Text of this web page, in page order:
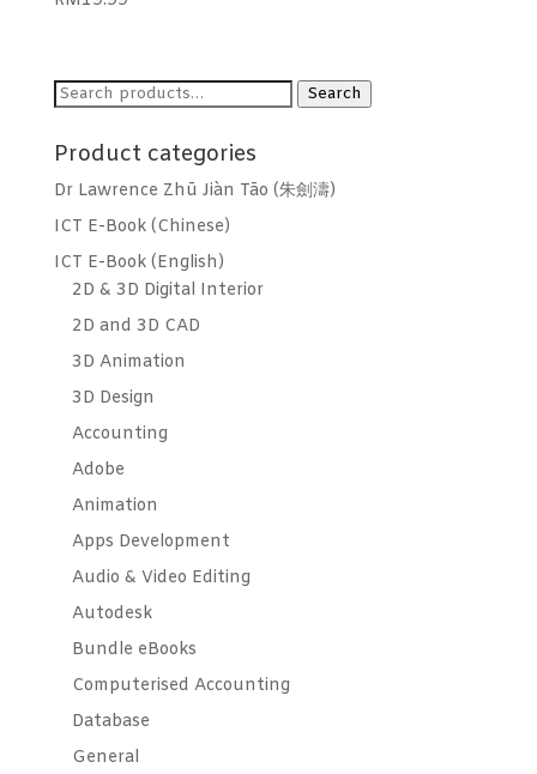
Search
Search
Product categories
Dr Lawrence Zhū Jiàn Tāo (朱劍濤)
ICT E-Book (Chinese)
ICT E-Book (English)
2D & 3D Digital Interior
2D and 3D CAD
3D Animation
3D Design
Accounting
Adobe
Animation
Apps Development
Audio & Video Editing
Autodesk
Bundle eBooks
Computerised Accounting
Database
General